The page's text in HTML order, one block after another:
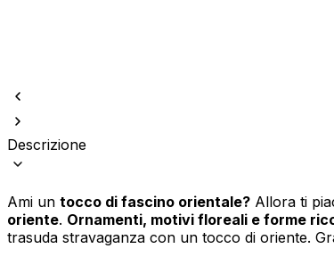
Descrizione
Ami un tocco di fascino orientale? Allora ti
oriente. Ornamenti, motivi floreali e forme
trasuda stravaganza con un tocco di oriente.